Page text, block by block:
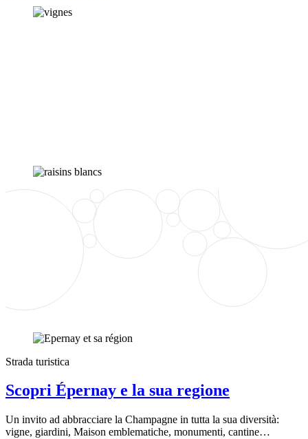
Strada turistica
Scopri Épernay e la sua regione
Un invito ad abbracciare la Champagne in tutta la sua diversità:
vigne, giardini, Maison emblematiche, monumenti, cantine…